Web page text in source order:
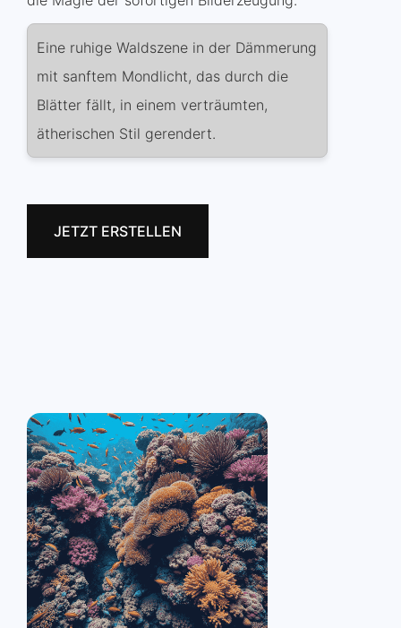
Eine ruhige Waldszene in der Dämmerung
mit sanftem Mondlicht, das durch die
Blätter fällt, in einem verträumten,
ätherischen Stil gerendert.
JETZT ERSTELLEN